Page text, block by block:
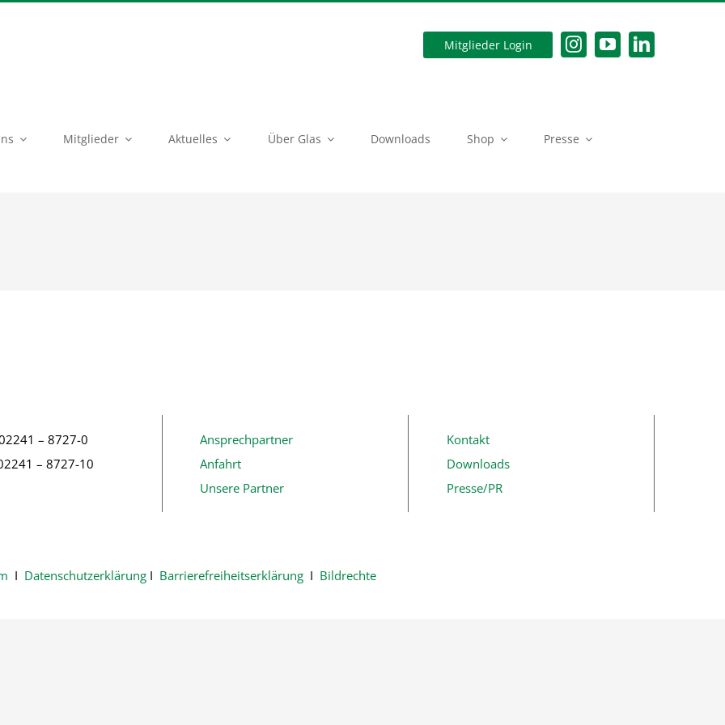
Mitglieder Login
Mitglieder Aktuelles Über Glas Downloads Shop Presse
– 8727-0
– 8727-10
Ansprechpartner
Anfahrt
Unsere Partner
Kontakt
Downloads
Presse/PR
Ι DatenschutzerklärungΙ BarrierefreiheitserklärungΙ Bildrechte